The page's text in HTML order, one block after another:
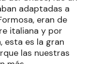
adaptadas a
eran de
italiana y por
esta es la gran
las nuestras